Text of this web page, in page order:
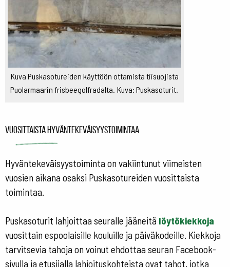
Kuva Puskasotureiden käyttöön ottamista tiisuojista
Puolarmaarin frisbeegolfradalta. Kuva: Puskasoturit.
Vuosittaista hyväntekeväisyystoimintaa
Hyväntekeväisyystoiminta on vakiintunut viimeisten
vuosien aikana osaksi Puskasotureiden vuosittaista
toimintaa.
Puskasoturit lahjoittaa seuralle jääneitä löytökiekkoja
vuosittain espoolaisille kouluille ja päiväkodeille. Kiekkoja
tarvitsevia tahoja on voinut ehdottaa seuran Facebook-
sivulla ja etusijalla lahjoituskohteista ovat tahot, jotka